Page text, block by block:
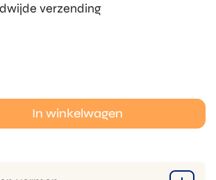
verzending
In winkelwagen